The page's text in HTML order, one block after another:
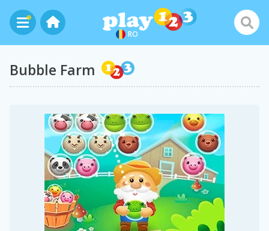
RO
Bubble Farm